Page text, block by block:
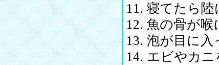
11. 寝てたら
12. 魚の骨が
13. 泡が目に
14. エビやカ